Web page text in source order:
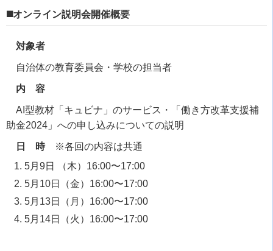
◼️オンライン説明会開催概要
対象者
自治体の教育委員会・学校の担当者
内 容
AI型教材「キュビナ」のサービス・「働き方改革支援補
助金2024」への申し込みについての説明
日 時※各回の内容は共通
5月9日 （木）16:00〜17:00
5月10日（金）16:00〜17:00
5月13日（月）16:00〜17:00
5月14日（火）16:00〜17:00